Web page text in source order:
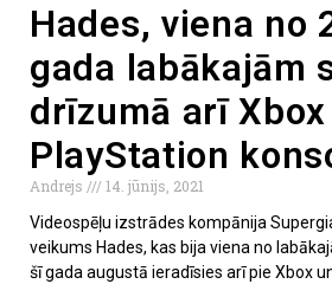
Hades, viena no
gada labākajām
drīzumā arī
PlayStation
Andrejs
14. jūnijs, 2021
Videospēļu izstrādes kompānija
veikums Hades, kas bija viena no
šī gada augustā ieradīsies arī pie Xbox